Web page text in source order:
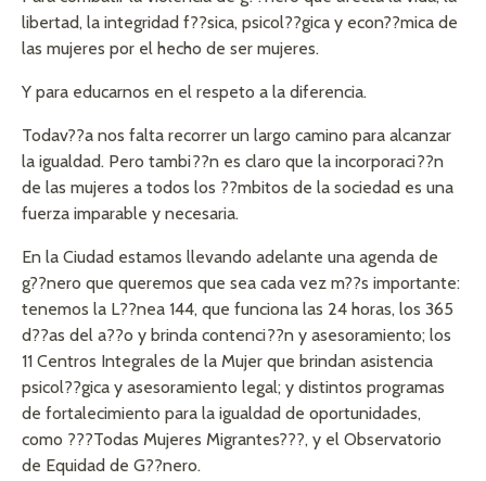
libertad, la integridad f??sica, psicol??gica y econ??mica de
las mujeres por el hecho de ser mujeres.
Y para educarnos en el respeto a la diferencia.
Todav??a nos falta recorrer un largo camino para alcanzar
la igualdad. Pero tambi??n es claro que la incorporaci??n
de las mujeres a todos los ??mbitos de la sociedad es una
fuerza imparable y necesaria.
En la Ciudad estamos llevando adelante una agenda de
g??nero que queremos que sea cada vez m??s importante:
tenemos la L??nea 144, que funciona las 24 horas, los 365
d??as del a??o y brinda contenci??n y asesoramiento; los
11 Centros Integrales de la Mujer que brindan asistencia
psicol??gica y asesoramiento legal; y distintos programas
de fortalecimiento para la igualdad de oportunidades,
como ???Todas Mujeres Migrantes???, y el Observatorio
de Equidad de G??nero.